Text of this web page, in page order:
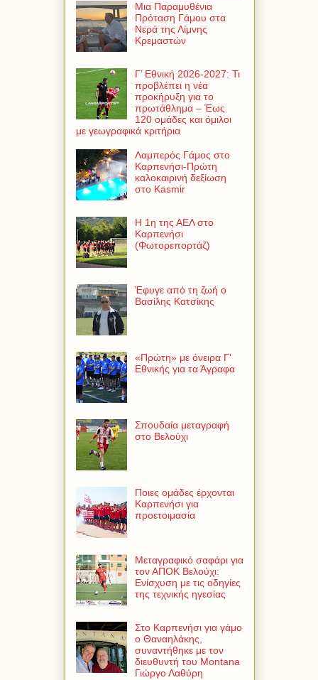
Μια Παραμυθένια
Πρόταση Γάμου στα
Νερά της Λίμνης
Κρεμαστών
Γ’ Εθνική 2026-2027: Τι
προβλέπει η νέα
προκήρυξη για το
πρωτάθλημα – Έως
120 ομάδες και όμιλοι
με γεωγραφικά κριτήρια
Λαμπερός Γάμος στο
Καρπενήσι-Πρώτη
καλοκαιρινή δεξίωση
στο Kasmir
Η 1η της ΑΕΛ στο
Καρπενήσι
(Φωτορεπορτάζ)
Έφυγε από τη ζωή ο
Βασίλης Κατσίκης
«Πρώτη» με όνειρα Γ'
Εθνικής για τα Άγραφα
Σπουδαία μεταγραφή
στο Βελούχι
Ποιες ομάδες έρχονται
Καρπενήσι για
προετοιμασία
Μεταγραφικό σαφάρι για
τον ΑΠΟΚ Βελούχι:
Ενίσχυση με τις οδηγίες
της τεχνικής ηγεσίας
Στο Καρπενήσι για γάμο
ο Θαναηλάκης,
συναντήθηκε με τον
διευθυντή του Montana
Γιώργο Λαθύρη